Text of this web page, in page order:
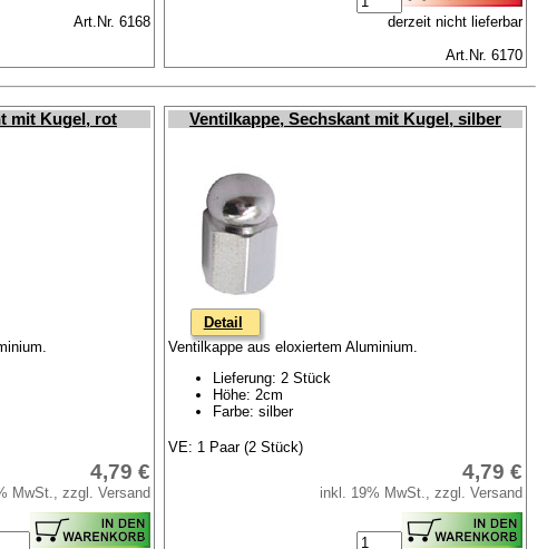
Art.Nr. 6168
derzeit nicht lieferbar
Art.Nr. 6170
mit Kugel, rot
4,79 €
MwSt., zzgl. Versand
Ventilkappe, Sechskant mit Kugel, silber
Detail
Ventilkappe aus eloxiertem Aluminium.
Lieferung: 2 Stück
Höhe: 2cm
Farbe: silber
VE: 1 Paar (2 Stück)
4,79 €
inkl. 19% MwSt., zzgl. Versand